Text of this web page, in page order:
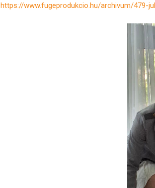
https://www.fugeprodukcio.hu/archivum/479-